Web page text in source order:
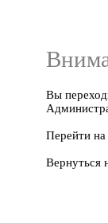
Вы
Перейти на
Вернуться